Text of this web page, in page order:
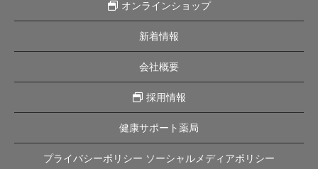
オンラインショップ
新着情報
会社概要
採用情報
健康サポート薬局
プライバシーポリシー ソーシャルメディアポリシー